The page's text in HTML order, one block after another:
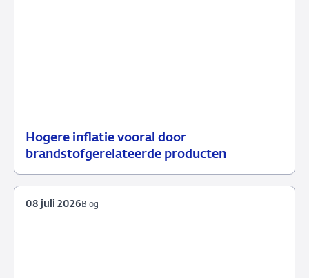
Hogere inflatie vooral door
brandstofgerelateerde producten
14
Achtergrond
Blog
08 juli 2026